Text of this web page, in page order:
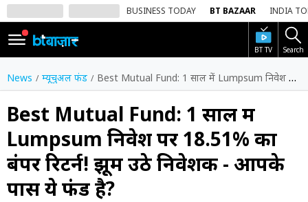
BUSINESS TODAY BT BAZAAR INDIA
BT TV Search
SIGN
IN
Dark
Mode
होम
शेयर
बाज़ार
News म्यूचुअल फंड Best Mutual Fund: 1 साल में Lumpsum निवेश पर 18.51% का बंपर रिटर्न! झूम उठे निवेशक - आपके पास ये फंड है?
Best Mutual Fund: 1 साल में
Lumpsum निवेश पर 18.51% का
बंपर रिटर्न! झूम उठे निवेशक - आपके
पास ये फंड है?